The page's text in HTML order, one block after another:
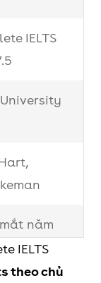
IELTS
năm
IELTS
theo chủ